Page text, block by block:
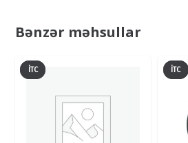
Bənzər məhsullar
İTC İTC